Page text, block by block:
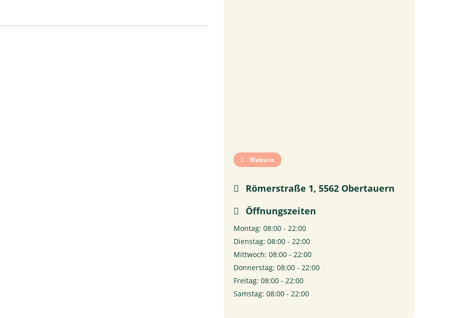
Website
Römerstraße 1, 5562 Obertauern
Öffnungszeiten
Montag: 08:00 - 22:00
Dienstag: 08:00 - 22:00
Mittwoch: 08:00 - 22:00
Donnerstag: 08:00 - 22:00
Freitag: 08:00 - 22:00
Samstag: 08:00 - 22:00